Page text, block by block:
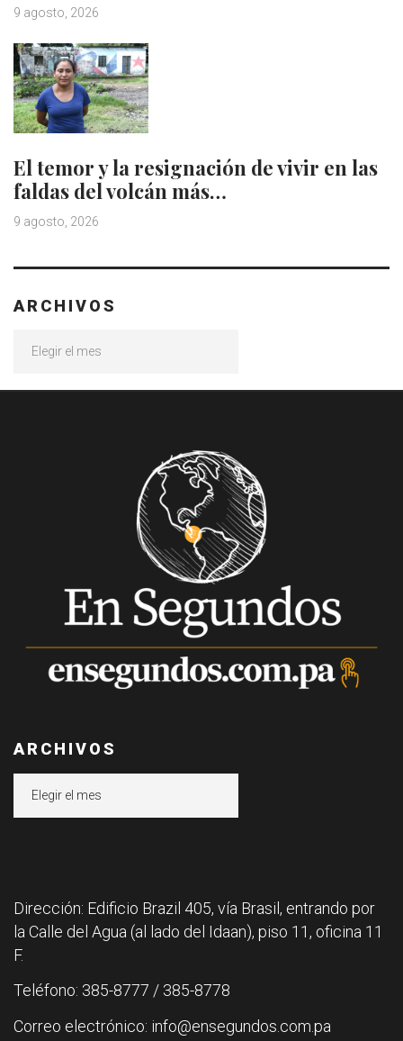
9 agosto, 2026
El temor y la resignación de vivir en las
faldas del volcán más…
9 agosto, 2026
ARCHIVOS
ARCHIVOS
Dirección: Edificio Brazil 405, vía Brasil, entrando por
la Calle del Agua (al lado del Idaan), piso 11, oficina 11
F.
Teléfono: 385-8777 / 385-8778
Correo electrónico: info@ensegundos.com.pa